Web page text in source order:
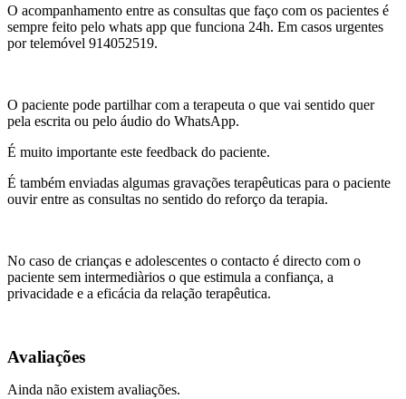
O acompanhamento entre as consultas que faço com os pacientes é
sempre feito pelo whats app que funciona 24h. Em casos urgentes
por telemóvel 914052519.
O paciente pode partilhar com a terapeuta o que vai sentido quer
pela escrita ou pelo áudio do WhatsApp.
É muito importante este feedback do paciente.
É também enviadas algumas gravações terapêuticas para o paciente
ouvir entre as consultas no sentido do reforço da terapia.
No caso de crianças e adolescentes o contacto é directo com o
paciente sem intermediàrios o que estimula a confiança, a
privacidade e a eficácia da relação terapêutica.
Avaliações
Ainda não existem avaliações.